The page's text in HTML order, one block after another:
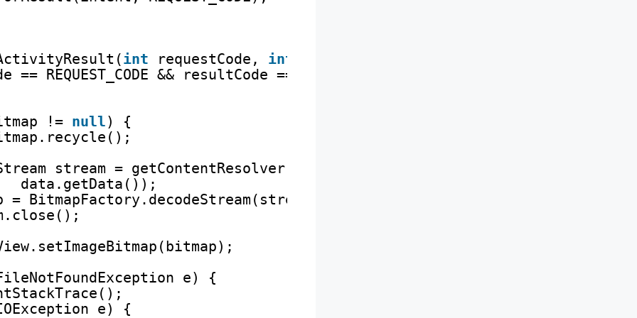
int requestCode, int
== REQUEST_CODE && resultCode == Activity.RESULT_OK)
!= null) {
stream = getContentResolver().openInputStream(
data.getData());
= BitmapFactory.decodeStream(stream);
e) {
e) {